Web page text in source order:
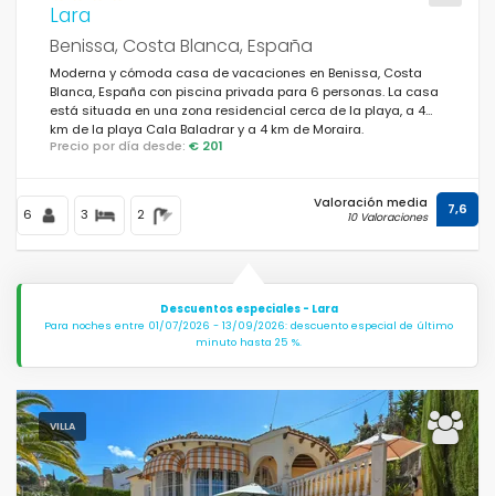
Lara
Benissa, Costa Blanca, España
Moderna y cómoda casa de vacaciones en Benissa, Costa
Blanca, España con piscina privada para 6 personas. La casa
está situada en una zona residencial cerca de la playa, a 4
km de la playa Cala Baladrar y a 4 km de Moraira.
Precio por día desde: € 201
6 3 2
Valoración media
10 Valoraciones 7,6
Descuentos especiales - Lara
Para noches entre 01/07/2026 - 13/09/2026: descuento especial de último
minuto hasta 25 %.
VILLA